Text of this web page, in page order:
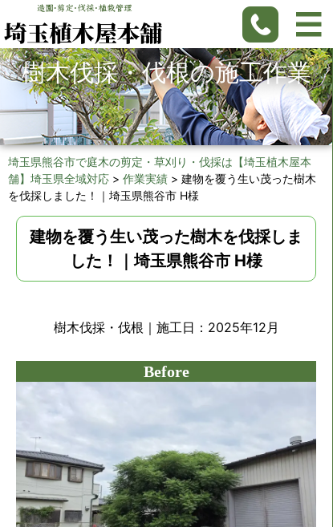
樹木伐採・伐根の施工作業
埼玉県熊谷市で庭木の剪定・草刈り・伐採は【埼玉植木屋本
舗】埼玉県全域対応 > 作業実績 > 建物を覆う生い茂った樹木
を伐採しました！｜埼玉県熊谷市 H様
建物を覆う生い茂った樹木を伐採しま
した！｜埼玉県熊谷市 H様
樹木伐採・伐根 ｜施工日：2025年12月
Before